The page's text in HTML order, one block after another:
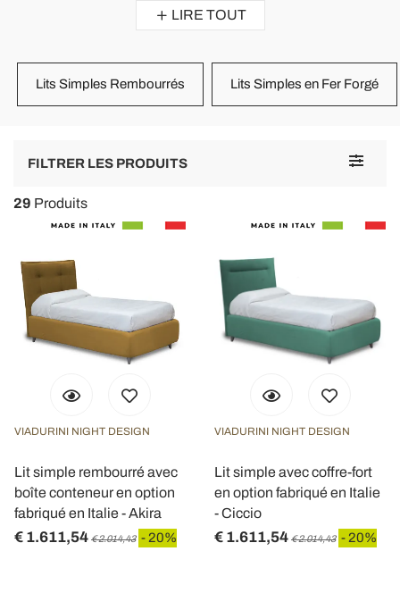
LIRE TOUT
Lits Simples Rembourrés Lits Simples en Fer Forgé
Toggle
FILTRER LES PRODUITS
29 Produits
VIADURINI NIGHT DESIGN
Lit simple rembourré avec
boîte conteneur en option
fabriqué en Italie - Akira
€ 1.611,54 € 2.014,43 - 20%
VIADURINI NIGHT DESIGN
Lit simple avec coffre-fort
en option fabriqué en Italie
- Ciccio
€ 1.611,54 € 2.014,43 - 20%